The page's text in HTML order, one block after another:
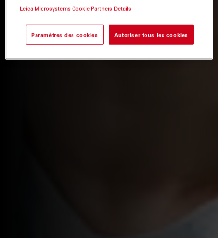
Leica Microsystems Cookie Partners Details
Paramètres des cookies Autoriser tous les cookies